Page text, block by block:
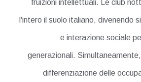
fruizioni intellettuali. Le club
l'intero il suolo italiano, divenendo
e interazione sociale
generazionali.
differenziazione delle